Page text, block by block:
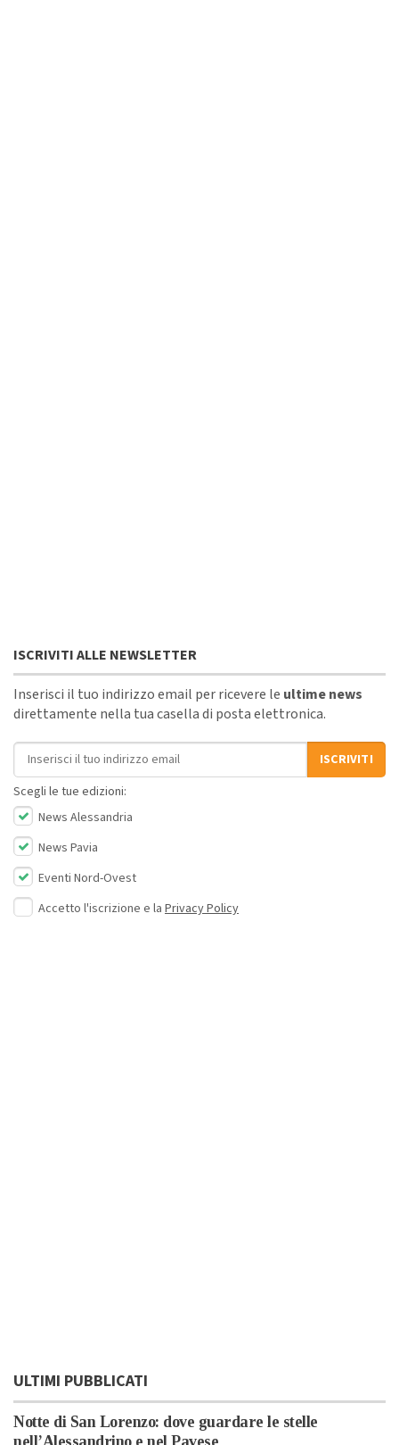
ISCRIVITI ALLE NEWSLETTER
Inserisci il tuo indirizzo email per ricevere le ultime news
direttamente nella tua casella di posta elettronica.
Indirizzo email
ISCRIVITI
Scegli le tue edizioni:
News Alessandria
News Pavia
Eventi Nord-Ovest
Accetto l'iscrizione e la Privacy Policy
ULTIMI PUBBLICATI
Notte di San Lorenzo: dove guardare le stelle